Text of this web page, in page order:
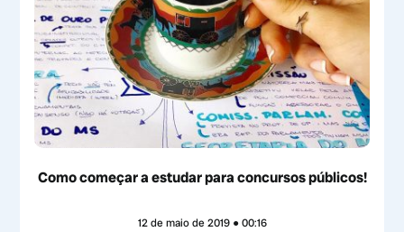
Como começar a estudar para concursos públicos!
12 de maio de 2019 00:16